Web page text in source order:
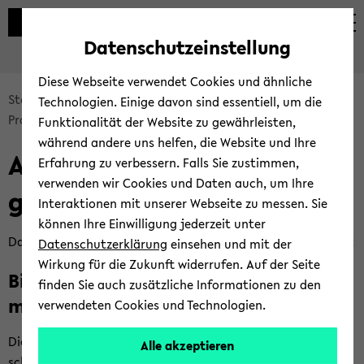
Automatische
vermeiden
zum
wechseln
zum
wechseln
zum
wechseln
Bread­
crumb
sprin­
gen
und
zum
Haupt­
nü
wech­
Start­sei­te des IMW For­schung
Start: For­schung
Pro­mo­ti­ons­pro­gram­me
Ak­tu­el­le Pro­mo­ti­ons­pro­
gram­me des IMW
Das IMW ist an fol­gen­den Pro­mo­ti­ons­pro­gram­men be­tei­ligt:
Bie­le­feld Gra­dua­te School of Eco­no­
mics and Ma­nage­ment (BiGS­EM)
Die Gra­du­ier­ten­schu­le der Fa­kul­tät für Wirt­schafts­wis­sen­
Datenschutzeinstellung
Diese Webseite verwendet Cookies und ähnliche
Technologien. Einige davon sind essentiell, um die
Funktionalität der Website zu gewährleisten,
während andere uns helfen, die Website und Ihre
Erfahrung zu verbessern. Falls Sie zustimmen,
verwenden wir Cookies und Daten auch, um Ihre
Interaktionen mit unserer Webseite zu messen. Sie
können Ihre Einwilligung jederzeit unter
Datenschutzerklärung einsehen und mit der
Wirkung für die Zukunft widerrufen. Auf der Seite
finden Sie auch zusätzliche Informationen zu den
verwendeten Cookies und Technologien.
Alle akzeptieren